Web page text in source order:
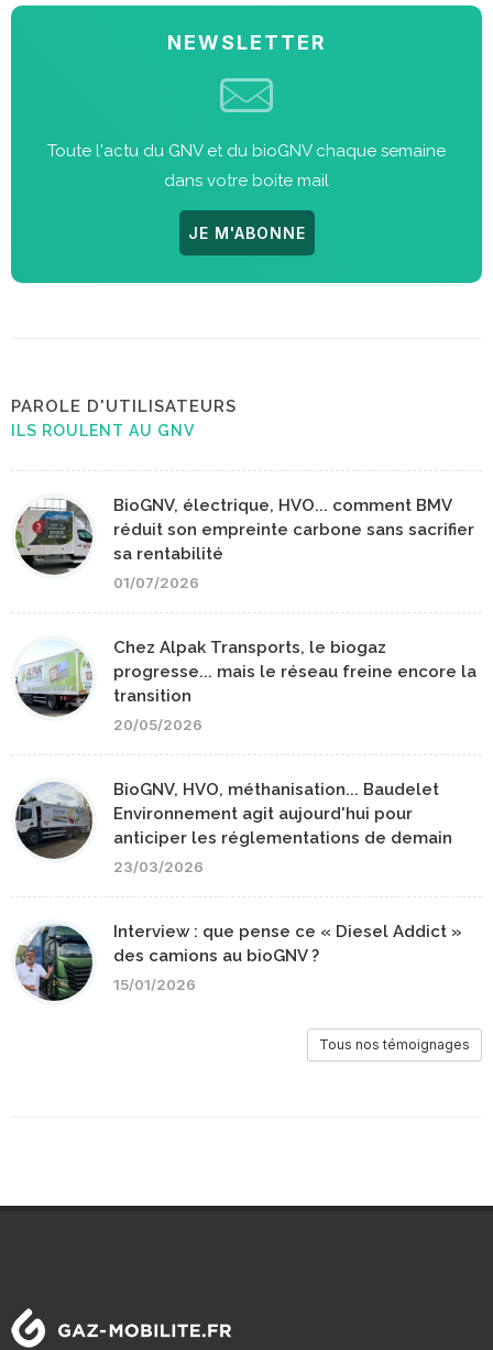
NEWSLETTER
Toute l'actu du GNV et du bioGNV chaque semaine
dans votre boite mail
JE M'ABONNE
PAROLE D'UTILISATEURS
ILS ROULENT AU GNV
BioGNV, électrique, HVO... comment BMV
réduit son empreinte carbone sans sacrifier
sa rentabilité
01/07/2026
Chez Alpak Transports, le biogaz
progresse... mais le réseau freine encore la
transition
20/05/2026
BioGNV, HVO, méthanisation... Baudelet
Environnement agit aujourd'hui pour
anticiper les réglementations de demain
23/03/2026
Interview : que pense ce « Diesel Addict »
des camions au bioGNV ?
15/01/2026
Tous nos témoignages